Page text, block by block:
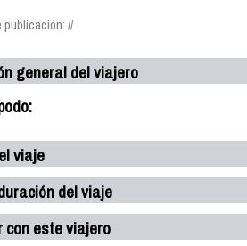
publicación: //
general del viajero
viaje
del viaje
con este viajero